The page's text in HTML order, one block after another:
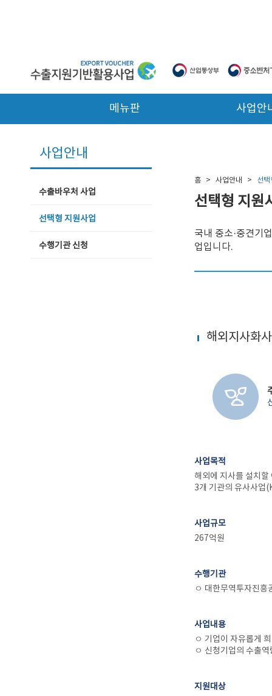
메뉴판 사업안
사업안내
수출바우처 사업
선택형 지원사업
수행기관 신청
홈 > 사업안내 > 선택
선택형 지원
국내 중소·중견기
업입니다.
해외지사화
사업목적
해외에 지사를 설치
3개 기관의 유사사업
사업규모
267억원
수행기관
ㅇ 대한무역투자진
사업내용
ㅇ 기업이 자유롭게
ㅇ 신청기업의 수출
지원대상